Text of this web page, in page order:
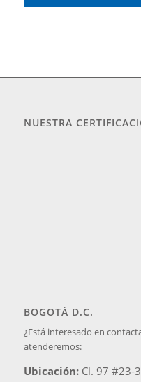
NUESTRA
BOGOTÁ D.C.
¿Está interesado en
atenderemos:
Ubicación: Cl. 97 #23-